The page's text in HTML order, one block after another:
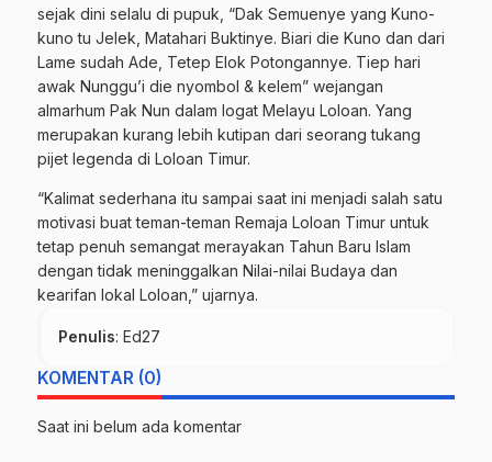
sejak dini selalu di pupuk, “Dak Semuenye yang Kuno-
kuno tu Jelek, Matahari Buktinye. Biari die Kuno dan dari
Lame sudah Ade, Tetep Elok Potongannye. Tiep hari
awak Nunggu’i die nyombol & kelem” wejangan
almarhum Pak Nun dalam logat Melayu Loloan. Yang
merupakan kurang lebih kutipan dari seorang tukang
pijet legenda di Loloan Timur.
“Kalimat sederhana itu sampai saat ini menjadi salah satu
motivasi buat teman-teman Remaja Loloan Timur untuk
tetap penuh semangat merayakan Tahun Baru Islam
dengan tidak meninggalkan Nilai-nilai Budaya dan
kearifan lokal Loloan,” ujarnya.
Penulis: Ed27
KOMENTAR (0)
Saat ini belum ada komentar